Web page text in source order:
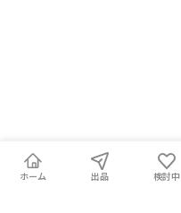
ホーム 出品 検討中